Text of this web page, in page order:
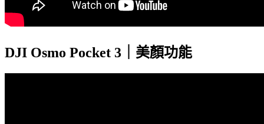
DJI Osmo Pocket 3｜美顏功能